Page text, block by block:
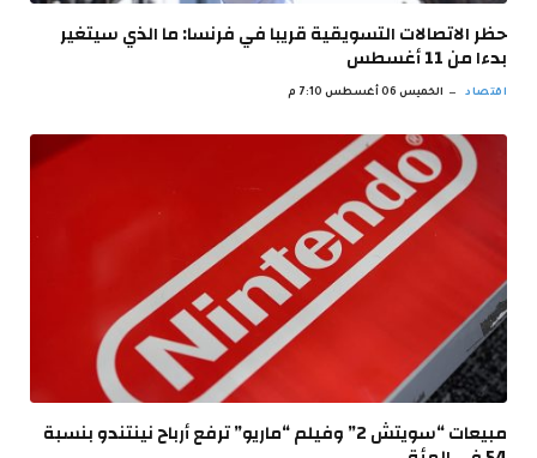
حظر الاتصالات التسويقية قريبا في فرنسا: ما الذي سيتغير
بدءا من 11 أغسطس
اقتصاد الخميس 06 أغسطس 7:10 م
مبيعات “سويتش 2” وفيلم “ماريو” ترفع أرباح نينتندو بنسبة